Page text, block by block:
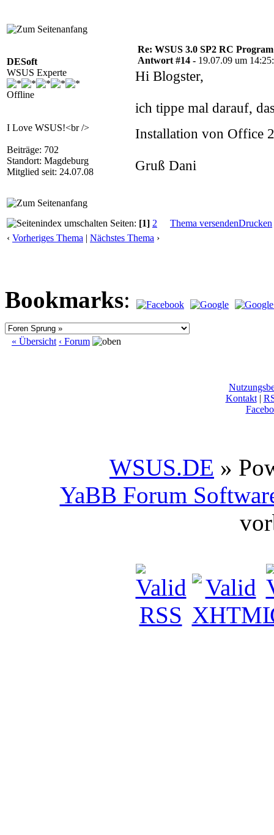
DESoft
WSUS Experte
Offline
I Love WSUS!<br />
Beiträge: 702
Standort: Magdeburg
Mitglied seit: 24.07.08
Re: WSUS 3.0 SP2 RC
Antwort #14 - 19.07.09 um
Hi Blogster,
ich tippe mal darauf,
Installation von Office
Gruß Dani
Seiten: [1] 2 Thema versendenDrucken
‹ Vorheriges Thema | Nächstes Thema ›
Bookmarks:
« Übersicht ‹ Forum
Kontakt|
WSUS.DE »
YaBB Forum